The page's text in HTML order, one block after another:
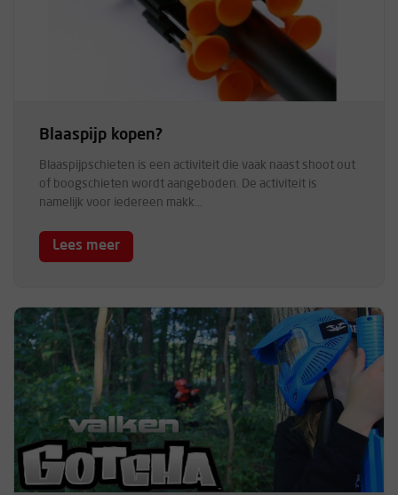
Blaaspijp kopen?
Blaaspijpschieten is een activiteit die vaak naast shoot out
of boogschieten wordt aangeboden. De activiteit is
namelijk voor iedereen makk...
Lees meer